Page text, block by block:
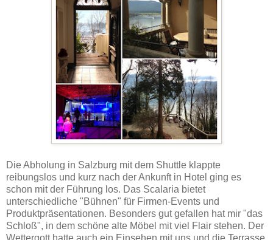
Die Abholung in Salzburg mit dem Shuttle klappte
reibungslos und kurz nach der Ankunft in Hotel ging es
schon mit der Führung los. Das Scalaria bietet
unterschiedliche "Bühnen" für Firmen-Events und
Produktpräsentationen. Besonders gut gefallen hat mir "das
Schloß", in dem schöne alte Möbel mit viel Flair stehen. Der